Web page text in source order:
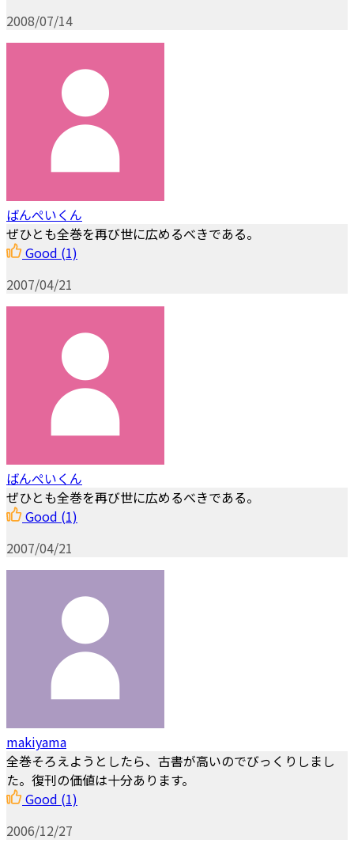
2008/07/14
ばんぺいくん
ぜひとも全巻を再び世に広めるべきである。
Good (1)
2007/04/21
ばんぺいくん
ぜひとも全巻を再び世に広めるべきである。
Good (1)
2007/04/21
makiyama
全巻そろえようとしたら、古書が高いのでびっくりしまし
た。復刊の価値は十分あります。
Good (1)
2006/12/27